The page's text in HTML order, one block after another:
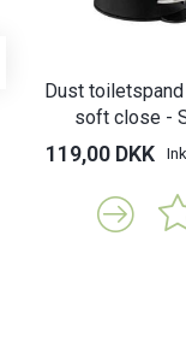
Dust
soft close -
119,00 DKK